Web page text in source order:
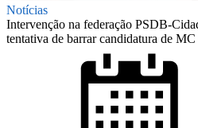
Notícias
Intervenção na federação PSDB-
tentativa de barrar candidatura de